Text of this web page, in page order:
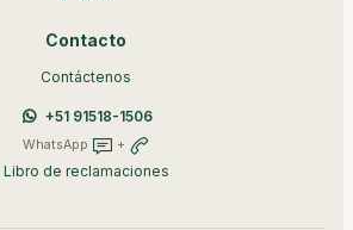
Contacto
Contáctenos
+51 91518-1506
WhatsApp +
Libro de reclamaciones